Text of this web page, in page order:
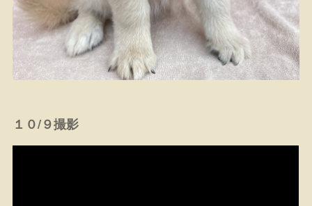
１０/９撮影